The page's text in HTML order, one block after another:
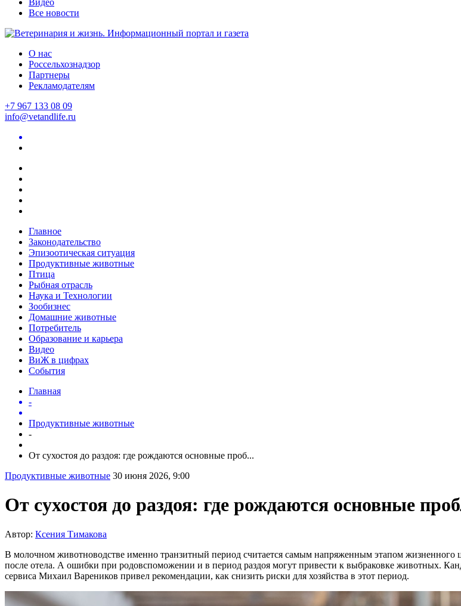
Все новости
О нас
Россельхознадзор
Партнеры
Рекламодателям
+7 967 133 08 09
info@vetandlife.ru
Главное
Законодательство
Эпизоотическая ситуация
Продуктивные животные
Птица
Рыбная отрасль
Наука и Технологии
Зообизнес
Домашние животные
Потребитель
Образование и карьера
Видео
ВиЖ в цифрах
События
Главная
-
Продуктивные животные
-
От сухостоя до раздоя: где рождаются основные проб...
Продуктивные животные 30 июня 2026, 9:00
От сухостоя до раздоя: где рождаются основные
Автор: Ксения Тимакова
В молочном животноводстве именно транзитный период считается самым напряженным этапом
после отела. А ошибки при родовспоможении и в период раздоя могут привести к выбраковке животных.
сервиса Михаил Вареников привел рекомендации, как снизить риски для хозяйства в этот период.